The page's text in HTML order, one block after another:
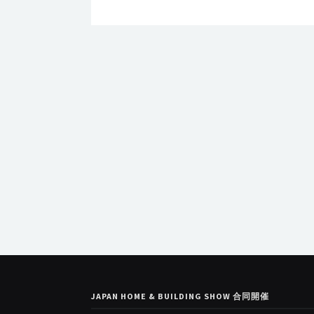
JAPAN HOME & BUILDING SHOW 合同開催